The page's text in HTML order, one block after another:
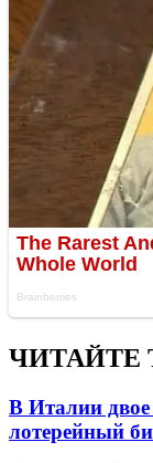
ЧИТАЙТЕ
В Италии
лотерейный